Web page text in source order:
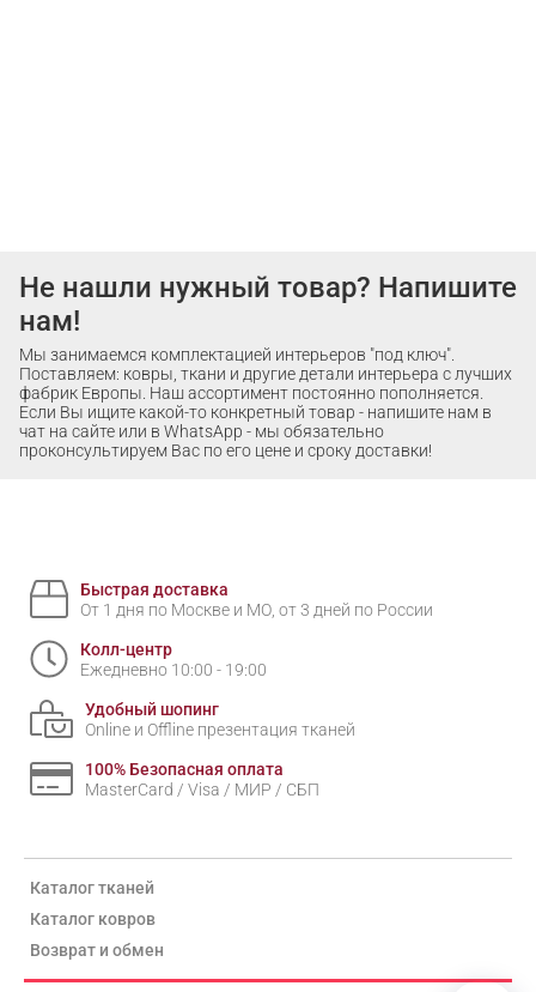
Не нашли нужный товар? Напишите
нам!
Мы занимаемся комплектацией интерьеров "под ключ".
Поставляем: ковры, ткани и другие детали интерьера с лучших
фабрик Европы. Наш ассортимент постоянно пополняется.
Если Вы ищите какой-то конкретный товар - напишите нам в
чат на сайте или в WhatsApp - мы обязательно
проконсультируем Вас по его цене и сроку доставки!
Быстрая доставка
От 1 дня по Москве и МО, от 3 дней по России
Колл-центр
Ежедневно 10:00 - 19:00
Удобный шопинг
Online и Offline презентация тканей
100% Безопасная оплата
MasterCard / Visa / МИР / СБП
Каталог тканей
Каталог ковров
Возврат и обмен